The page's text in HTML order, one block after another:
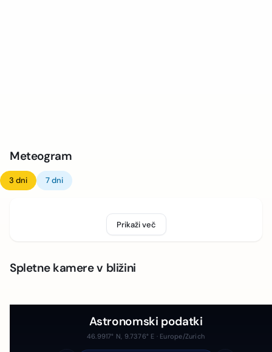
Meteogram
3 dni 7 dni
Prikaži več
Spletne kamere v bližini
Astronomski podatki
46.9917° N, 9.7376° E · Europe/Zurich